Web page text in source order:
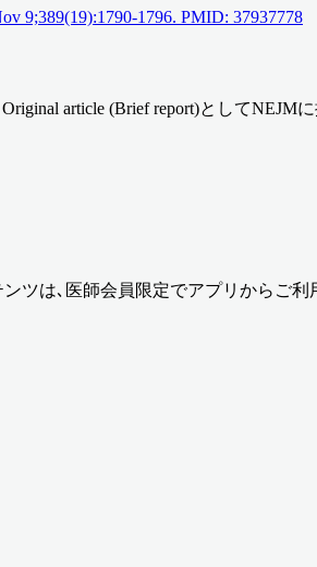
9;389(19):1790-1796. PMID: 37937778
article (Brief report)としてNEJM
ツは､医師会員限定でアプリからご利